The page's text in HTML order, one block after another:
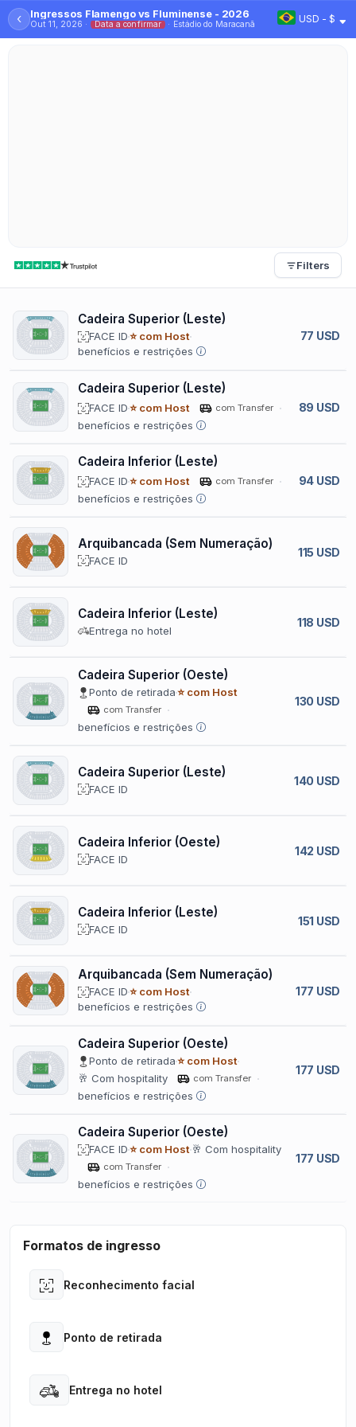
‹ Ingressos Flamengo vs Fluminense - 2026
Out 11, 2026 · Data a confirmar · Estádio do Maracanã USD - $
Filters
Cadeira Superior (Leste)
FACE ID⭐ com Host
benefícios e restrições
77 USD
Cadeira Superior (Leste)
FACE ID⭐ com Host com Transfer
benefícios e restrições
89 USD
Cadeira Inferior (Leste)
FACE ID⭐ com Host com Transfer
benefícios e restrições
94 USD
Arquibancada (Sem Numeração)
FACE ID
115 USD
Cadeira Inferior (Leste)
Entrega no hotel
118 USD
Cadeira Superior (Oeste)
Ponto de retirada⭐ com Host
com Transfer
benefícios e restrições
130 USD
Cadeira Superior (Leste)
FACE ID
140 USD
Cadeira Inferior (Oeste)
FACE ID
142 USD
Cadeira Inferior (Leste)
FACE ID
151 USD
Arquibancada (Sem Numeração)
FACE ID⭐ com Host
benefícios e restrições
177 USD
Cadeira Superior (Oeste)
Ponto de retirada⭐ com Host
🥂 Com hospitality
com Transfer
benefícios e restrições
177 USD
Cadeira Superior (Oeste)
FACE ID⭐ com Host 🥂 Com hospitality
com Transfer
benefícios e restrições
177 USD
Formatos de ingresso
Reconhecimento facial
Open
Ponto de retirada
Open
Entrega no hotel
Open